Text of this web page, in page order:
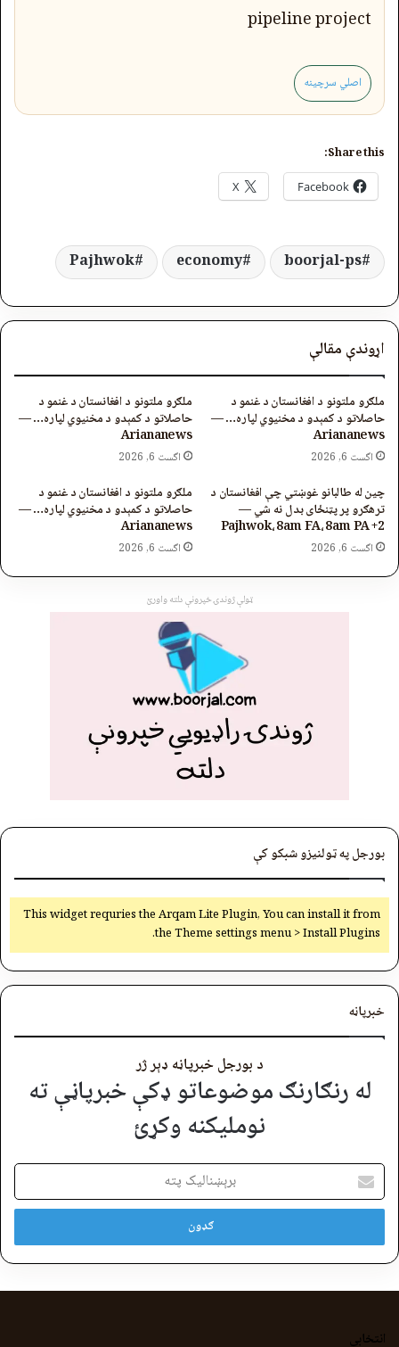
pipeline project
اصلي سرچینه
Share this:
Facebook
X
boorjal-ps
economy
Pajhwok
اړوندې مقالې
ملګرو ملتونو د افغانستان د غنمو د
حاصلاتو د کمېدو د مخنیوي لپاره… —
Ariananews
اگست 6, 2026
ملګرو ملتونو د افغانستان د غنمو د
حاصلاتو د کمېدو د مخنیوي لپاره… —
Ariananews
اگست 6, 2026
چین له طالبانو غوښتي چې افغانستان د
ترهګرو پر پټنځای بدل نه شي —
Pajhwok، 8am FA، 8am PA +2
اگست 6, 2026
ملګرو ملتونو د افغانستان د غنمو د
حاصلاتو د کمېدو د مخنیوي لپاره… —
Ariananews
اگست 6, 2026
ټولې ژوندۍ خپرونې دلته واورئ
بورجل په ټولنیزو شبکو کې
This widget requries the Arqam Lite Plugin, You can install it from
the Theme settings menu > Install Plugins.
خبرپاڼه
د بورجل خبرپاڼه ډېر ژر
له رنګارنګ موضوعاتو ډکې خبرپاڼې ته
نوملیکنه وکړئ
برېښنالیک
پته
انتخابي